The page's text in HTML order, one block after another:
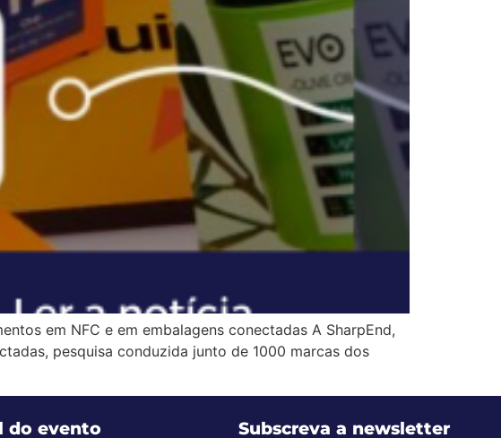
em NFC e em embalagens conectadas A SharpEnd,
pesquisa conduzida junto de 1000 marcas dos
do evento Subscreva a newsletter